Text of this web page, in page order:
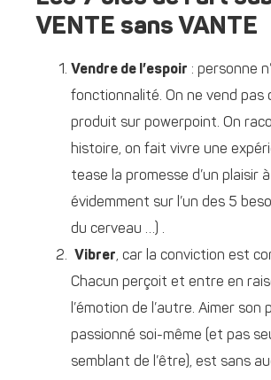
VENTE sans VANTE
Vendre de l’espoir : personne
fonctionnalité. On ne vend pas
produit sur powerpoint. On
histoire, on fait vivre une
tease la promesse d’un plaisir
évidemment sur l’un des 5
du cerveau …) .
Vibrer, car la conviction est
Chacun perçoit et entre en
l’émotion de l’autre. Aimer son
passionné soi-même (et pas
semblant de l’être), est sans